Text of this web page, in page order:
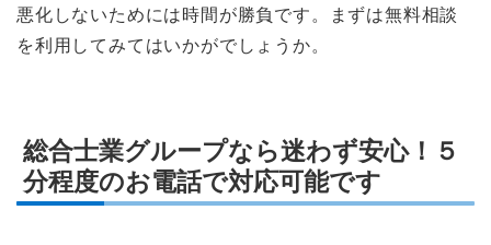
悪化しないためには時間が勝負です。まずは無料相談
を利用してみてはいかがでしょうか。
総合士業グループなら迷わず安心！５
分程度のお電話で対応可能です